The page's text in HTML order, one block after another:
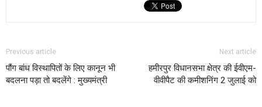
Previous article
पौंग बांध विस्थापितों के लिए कानून भी
बदलना पड़ा तो बदलेंगे : मुख्यमंत्री
Next article
हमीरपुर विधानसभा क्षेत्र की ईवीएम-
वीवीपैट की कमीशनिंग 2 जुलाई को